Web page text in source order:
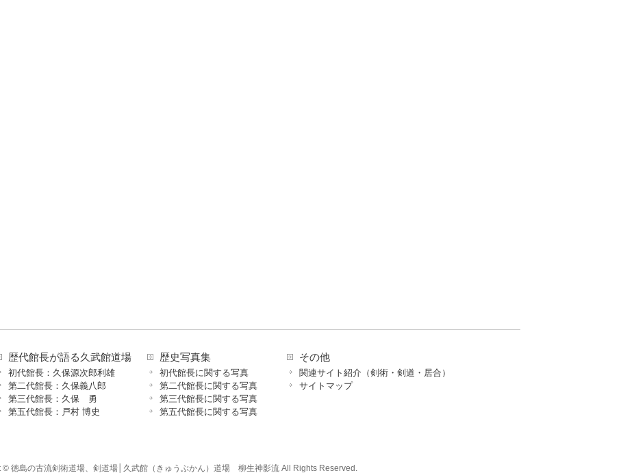
歴代館長が語る久武館道場
初代館長：久保源次郎利雄
第二代館長：久保義八郎
第三代館長：久保 勇
第五代館長：戸村 博史
歴史写真集
初代館長に関する写真
第二代館長に関する写真
第三代館長に関する写真
第五代館長に関する写真
その他
関連サイト紹介（剣術・剣道・居合）
サイトマップ
© 徳島の古流剣術道場、剣道場│久武館（きゅうぶかん）道場 柳生神影流 All Rights Reserved.